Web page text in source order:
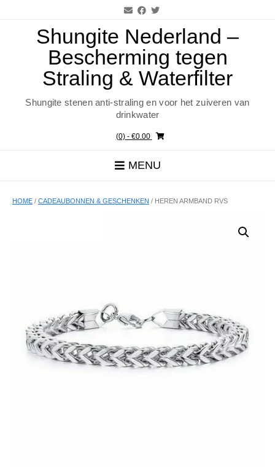
Shungite Nederland –
Bescherming tegen
Straling & Waterfilter
Shungite stenen anti-straling en voor het zuiveren van
drinkwater
(0)- €0.00
MENU
HOME / CADEAUBONNEN & GESCHENKEN / HEREN ARMBAND RVS